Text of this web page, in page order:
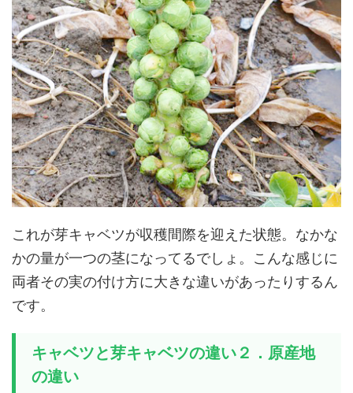
これが芽キャベツが収穫間際を迎えた状態。なかな
かの量が一つの茎になってるでしょ。こんな感じに
両者その実の付け方に大きな違いがあったりするん
です。
キャベツと芽キャベツの違い２．原産地
の違い